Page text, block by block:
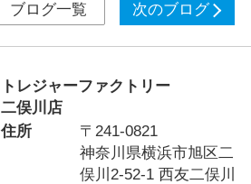
ブログ一覧 次のブログ
トレジャーファクトリー
二俣川店
住所
〒241-0821
神奈川県横浜市旭区二
俣川2‐52‐1 西友二俣川